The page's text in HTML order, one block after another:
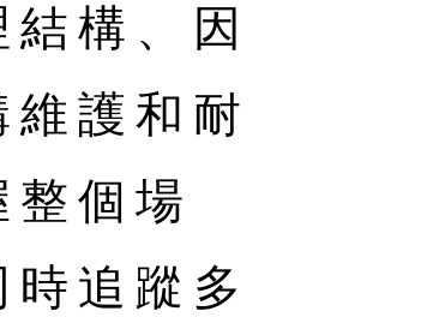
構、因
護和耐
個場
追蹤多